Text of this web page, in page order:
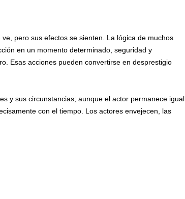
pero sus efectos se sienten. La lógica de muchos
en un momento determinado, seguridad y
Esas acciones pueden convertirse en desprestigio
y sus circunstancias; aunque el actor permanece igual
con el tiempo. Los actores envejecen, las